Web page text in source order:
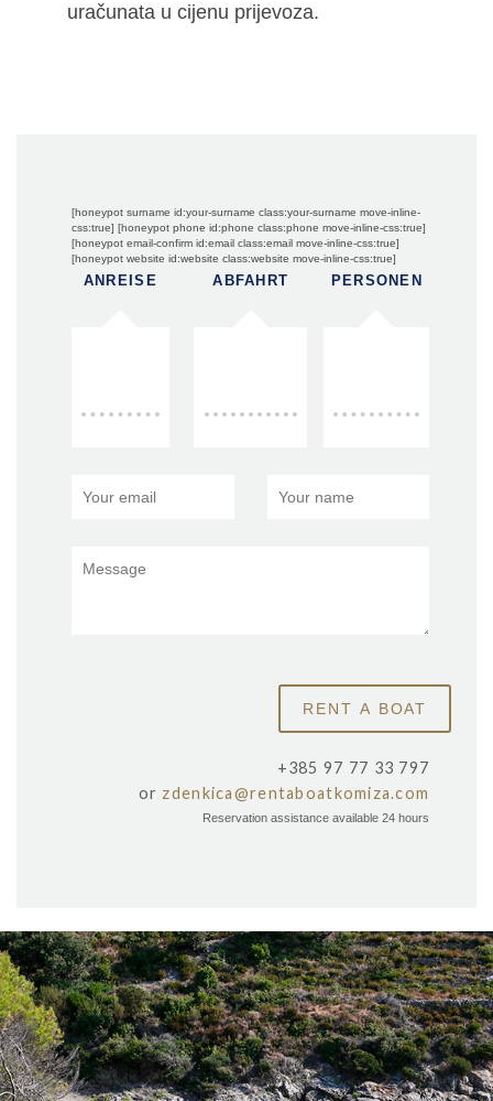
uračunata u cijenu prijevoza.
[honeypot surname id:your-surname class:your-surname move-inline-
css:true] [honeypot phone id:phone class:phone move-inline-css:true]
[honeypot email-confirm id:email class:email move-inline-css:true]
[honeypot website id:website class:website move-inline-css:true]
ANREISE ABFAHRT PERSONEN
+385 97 77 33 797
or zdenkica@rentaboatkomiza.com
Reservation assistance available 24 hours
DER STRAND ŽUKAMICE
Der Strand Žukamice ist nur 10 Minuten mit unserem schnellen
Taxiboot entfernt. Das ist ein kleinerer Strand ideal für Familien,
um das klare Wasser zu genießen.
x